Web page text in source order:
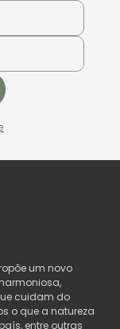
um novo
cuidam do
o que a natureza
entre outras